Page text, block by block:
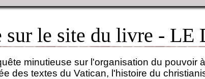
sur le site du livre - LE
minutieuse sur l'organisation du
des textes du Vatican, l'histoire du